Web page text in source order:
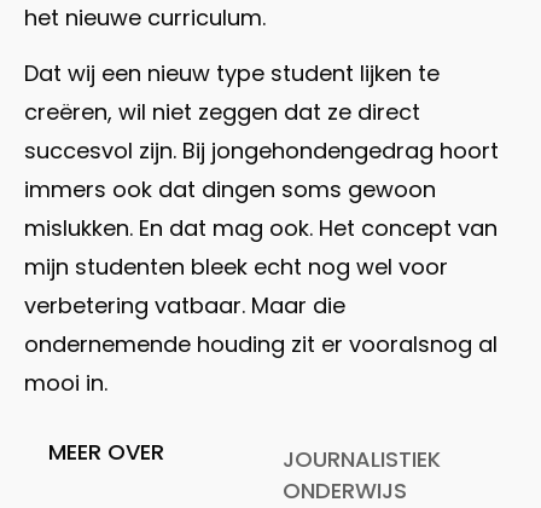
het nieuwe curriculum.
Dat wij een nieuw type student lijken te
creëren, wil niet zeggen dat ze direct
succesvol zijn. Bij jongehondengedrag hoort
immers ook dat dingen soms gewoon
mislukken. En dat mag ook. Het concept van
mijn studenten bleek echt nog wel voor
verbetering vatbaar. Maar die
ondernemende houding zit er vooralsnog al
mooi in.
MEER OVER
JOURNALISTIEK
ONDERWIJS